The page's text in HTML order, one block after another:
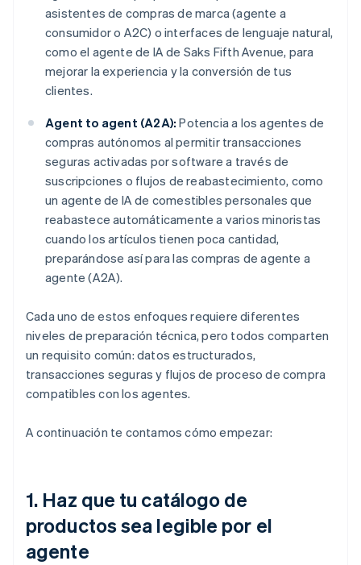
asistentes de compras de marca (agente a
consumidor o A2C) o interfaces de lenguaje natural,
como el agente de IA de Saks Fifth Avenue, para
mejorar la experiencia y la conversión de tus
clientes.
Agent to agent (A2A): Potencia a los agentes de
compras autónomos al permitir transacciones
seguras activadas por software a través de
suscripciones o flujos de reabastecimiento, como
un agente de IA de comestibles personales que
reabastece automáticamente a varios minoristas
cuando los artículos tienen poca cantidad,
preparándose así para las compras de agente a
agente (A2A).
Cada uno de estos enfoques requiere diferentes
niveles de preparación técnica, pero todos comparten
un requisito común: datos estructurados,
transacciones seguras y flujos de proceso de compra
compatibles con los agentes.
A continuación te contamos cómo empezar:
1. Haz que tu catálogo de
productos sea legible por el
agente